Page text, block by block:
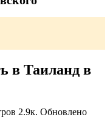
в Таиланд в
2.9к. Обновлено